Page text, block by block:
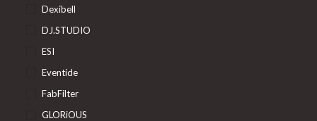
Dexibell
DJ.STUDIO
ESI
Eventide
FabFilter
GLORiOUS